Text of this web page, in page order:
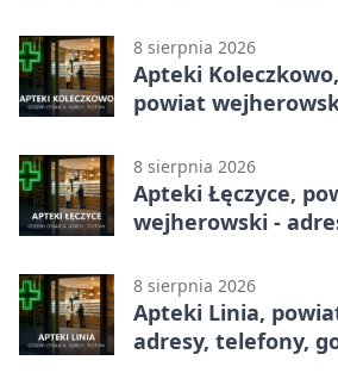
8 sierpnia 2026
Apteki
powiat
8 sierpnia 2026
Apteki Łęczyce,
wejherowski -
8 sierpnia 2026
Apteki Linia,
adresy, telefony,